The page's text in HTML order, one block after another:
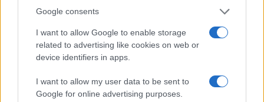
Google consents
I want to allow Google to enable storage
related to advertising like cookies on web or
device identifiers in apps.
I want to allow my user data to be sent to
Google for online advertising purposes.
Meteo Olbia 9 agosto, temperature in calo
Salmo finisce in ospedale a Catania, ma il tour
va avanti: “Sicilia, ci sono”